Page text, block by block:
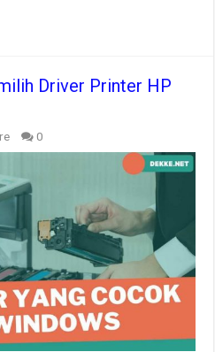
Driver Printer HP
0